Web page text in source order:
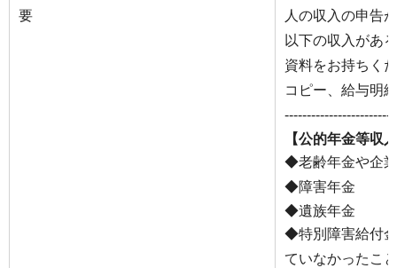
要
人の収入の申告
以下の収入があ
資料をお持ちく
コピー、給与明
【公的年金等収
◆老齢年金や企
◆障害年金
◆遺族年金
◆特別障害給付
ていなかったこ